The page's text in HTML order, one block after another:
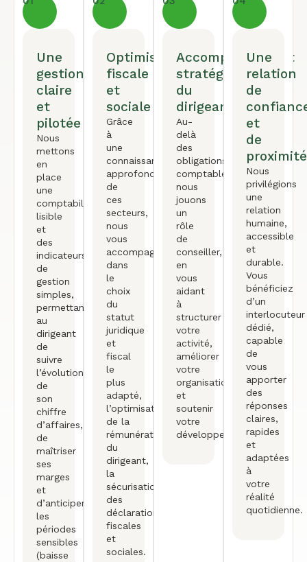
Une
gestion
claire
et
pilotée
Nous
mettons
en
place
une
comptabilité
lisible
et
des
indicateurs
de
gestion
simples,
permettant
au
dirigeant
de
suivre
l’évolution
de
son
chiffre
d’affaires,
de
maîtriser
ses
marges
et
d’anticiper
les
périodes
sensibles
(baisse
Optimisation
fiscale
et
sociale
Grâce
à
une
connaissance
approfondie
de
ces
secteurs,
nous
vous
accompagnons
dans
le
choix
du
statut
juridique
et
fiscal
le
plus
adapté,
l’optimisation
de la
rémunération
du
dirigeant,
la
sécurisation
des
déclarations
fiscales
et
sociales.
Accompagnement
stratégique
du
dirigeant
Au-
delà
des
obligations
comptables,
nous
jouons
un
rôle
de
conseiller,
en
vous
aidant
à
structurer
votre
activité,
améliorer
votre
organisation
et
soutenir
votre
développement.
Une
relation
de
et
de
proximité
Nous
privilégions
une
relation
humaine,
accessible
et
durable.
Vous
bénéficiez
d’un
interlocuteur
dédié,
capable
de
vous
apporter
des
réponses
claires,
rapides
et
adaptées
à
votre
réalité
quotidienne.